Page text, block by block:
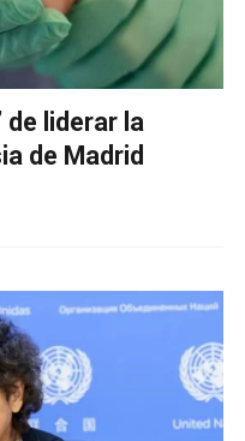
de liderar la
de Madrid